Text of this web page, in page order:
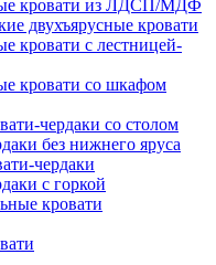
кровати из ЛДСП/МДФ
двухъярусные кровати
кровати с лестницей-
кровати со шкафом
чердаки со столом
без нижнего яруса
чердаки
с горкой
кровати